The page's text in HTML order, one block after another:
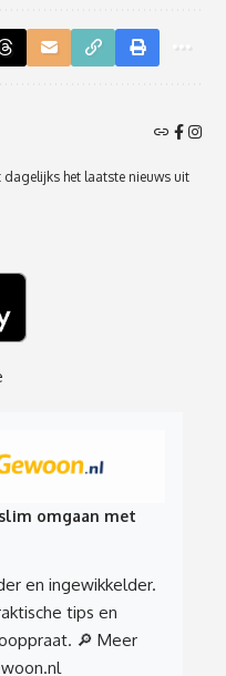
dagelijks het laatste nieuws uit
omgaan met
en ingewikkelder.
tips en
🔎 Meer